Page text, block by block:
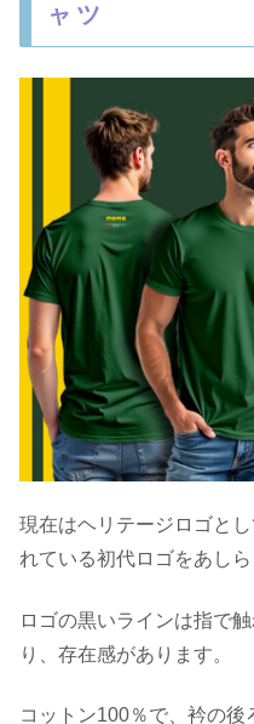
ャツ
現在はヘリテージロゴと
れている初代ロゴをあしら
ロゴの黒いラインは指で
り、存在感があります。
コットン100％で、衿の